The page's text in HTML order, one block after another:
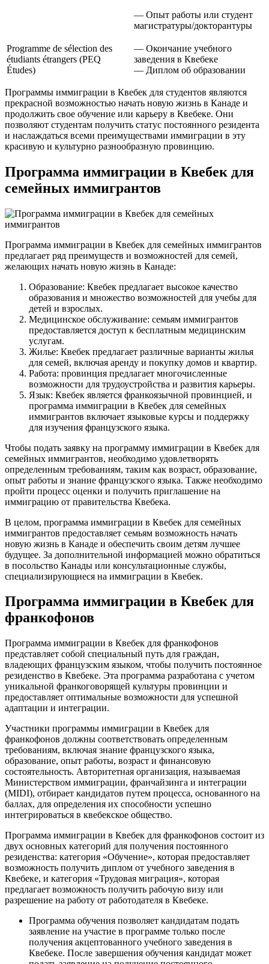
— Опыт работы или студент
магистратуры/докторантуры
Programme de sélection des
étudiants étrangers (PEQ
Études)
— Окончание учебного
заведения в Квебеке
— Диплом об образовании
Программы иммиграции в Квебек для студентов являются
прекрасной возможностью начать новую жизнь в Канаде и
продолжить свое обучение или карьеру в Квебеке. Они
позволяют студентам получить статус постоянного резидента
и наслаждаться всеми преимуществами иммиграции в эту
красивую и культурно разнообразную провинцию.
Программа иммиграции в Квебек для
семейных иммигрантов
Программа иммиграции в Квебек для семейных иммигрантов
предлагает ряд преимуществ и возможностей для семей,
желающих начать новую жизнь в Канаде:
Образование: Квебек предлагает высокое качество
образования и множество возможностей для учебы для
детей и взрослых.
Медицинское обслуживание: семьям иммигрантов
предоставляется доступ к бесплатным медицинским
услугам.
Жилье: Квебек предлагает различные варианты жилья
для семей, включая аренду и покупку домов и квартир.
Работа: провинция предлагает многочисленные
возможности для трудоустройства и развития карьеры.
Язык: Квебек является франкоязычной провинцией, и
программа иммиграции в Квебек для семейных
иммигрантов включает языковые курсы и поддержку
для изучения французского языка.
Чтобы подать заявку на программу иммиграции в Квебек для
семейных иммигрантов, необходимо удовлетворять
определенным требованиям, таким как возраст, образование,
опыт работы и знание французского языка. Также необходимо
пройти процесс оценки и получить приглашение на
иммиграцию от правительства Квебека.
В целом, программа иммиграции в Квебек для семейных
иммигрантов предоставляет семьям возможность начать
новую жизнь в Канаде и обеспечить своим детям лучшее
будущее. За дополнительной информацией можно обратиться
в посольство Канады или консультационные службы,
специализирующиеся на иммиграции в Квебек.
Программа иммиграции в Квебек для
франкофонов
Программа иммиграции в Квебек для франкофонов
представляет собой специальный путь для граждан,
владеющих французским языком, чтобы получить постоянное
резиденство в Квебеке. Эта программа разработана с учетом
уникальной франкоговорящей культуры провинции и
предоставляет оптимальные возможности для успешной
адаптации и интеграции.
Участники программы иммиграции в Квебек для
франкофонов должны соответствовать определенным
требованиям, включая знание французского языка,
образование, опыт работы, возраст и финансовую
состоятельность. Авторитетная организация, называемая
Министерством иммиграции, франчайзинга и интеграции
(MIDI), отбирает кандидатов путем процесса, основанного на
баллах, для определения их способности успешно
интегрироваться в квебекское общество.
Программа иммиграции в Квебек для франкофонов состоит из
двух основных категорий для получения постоянного
резиденства: категория «Обучение», которая предоставляет
возможность получить диплом от учебного заведения в
Квебеке, и категория «Трудовая миграция», которая
предлагает возможность получить рабочую визу или
разрешение на работу от работодателя в Квебеке.
Программа обучения позволяет кандидатам подать
заявление на участие в программе только после
получения акцептованного учебного заведения в
Квебеке. После завершения обучения кандидат может